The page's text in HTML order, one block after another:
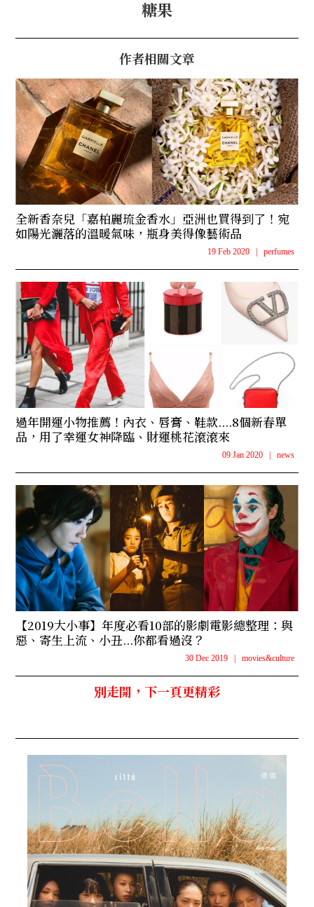
糖果
作者相關文章
全新香奈兒「嘉柏麗琉金香水」亞洲也買得到了！宛
如陽光灑落的溫暖氣味，瓶身美得像藝術品
19 Feb 2020 | perfumes
過年開運小物推薦！內衣、唇膏、鞋款....8個新春單
品，用了幸運女神降臨、財運桃花滾滾來
09 Jan 2020 | news
【2019大小事】年度必看10部的影劇電影總整理：與
惡、寄生上流、小丑...你都看過沒？
30 Dec 2019 | movies&culture
別走開，下一頁更精彩